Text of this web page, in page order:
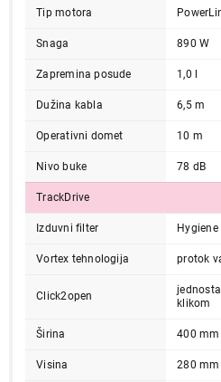
Tip motora
Snaga 890 W
Zapremina posude 1,0 l
Dužina kabla 6,5 m
Operativni domet 10 m
Nivo buke 78 dB
TrackDrive
Izduvni filter
Vortex tehnologija protok
Click2open
klikom
Širina 400 mm
Visina 280 mm
USISIVAČI
MIELE Boost CX1